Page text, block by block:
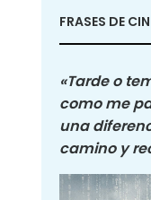
FRASES DE
«Tarde o
como me
una
camino y